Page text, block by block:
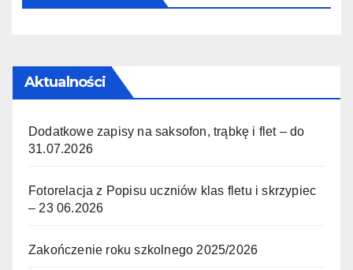
Aktualności
Dodatkowe zapisy na saksofon, trąbkę i flet – do
31.07.2026
Fotorelacja z Popisu uczniów klas fletu i skrzypiec
– 23 06.2026
Zakończenie roku szkolnego 2025/2026